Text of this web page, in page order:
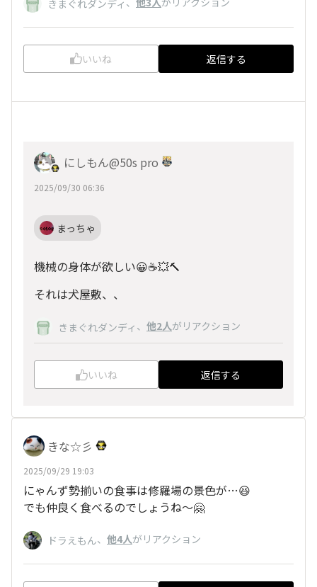
きまぐれダンディ
いいね 返信する
にしもん@50s pro
2025/09/30 06:36
まっちゃ
機械の身体が欲しい😀☕💥🔨
それは犬屋敷、、
きまぐれダンディ 、 他2人がリアクション
いいね 返信する
きな☆彡
2025/09/29 19:03
にゃんず勢揃いの食事は修羅場の景色が…😆
でも仲良く食べるのでしょうね〜🤗
ドラえもん、 他4人がリアクション